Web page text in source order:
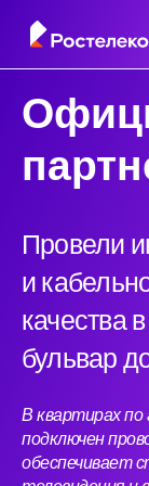
Провели
и
качества
бульвар
В квартирах по
подключен
обеспечивает